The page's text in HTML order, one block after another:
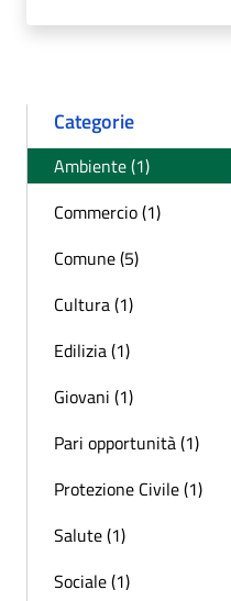
Categorie
Ambiente (1)
Commercio (1)
Comune (5)
Cultura (1)
Edilizia (1)
Giovani (1)
Pari opportunità (1)
Protezione Civile (1)
Salute (1)
Sociale (1)